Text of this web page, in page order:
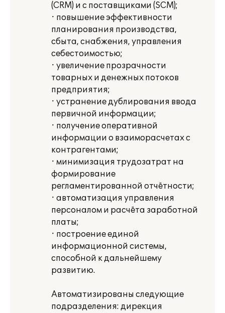
(CRM) и с поставщиками (SCM);
· повышение эффективности
планирования производства,
сбыта, снабжения, управления
себестоимостью;
· увеличение прозрачности
товарных и денежных потоков
предприятия;
· устранение дублирования ввода
первичной информации;
· получение оперативной
информации о взаиморасчетах с
контрагентами;
· минимизация трудозатрат на
формирование
регламентированной отчётности;
· автоматизация управления
персоналом и расчёта заработной
платы;
· построение единой
информационной системы,
способной к дальнейшему
развитию.
Автоматизированы следующие
подразделения: дирекция